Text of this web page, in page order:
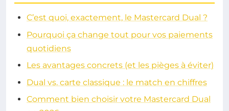
C’est quoi, exactement, le Mastercard Dual ?
Pourquoi ça change tout pour vos paiements
quotidiens
Les avantages concrets (et les pièges à éviter)
Dual vs. carte classique : le match en chiffres
Comment bien choisir votre Mastercard Dual